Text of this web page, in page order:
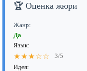
🏆 Оценка жюри
Жанр:
Да
Язык:
★★★☆☆
3/5
Идея: